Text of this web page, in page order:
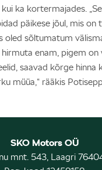
ka kortermajades.
päikese jõul, mis on
oled sõltumatum
enam, pigem on
saavad kõrge
müüa,“ rääkis
SKO Motors OÜ
mnt. 543, Laagri